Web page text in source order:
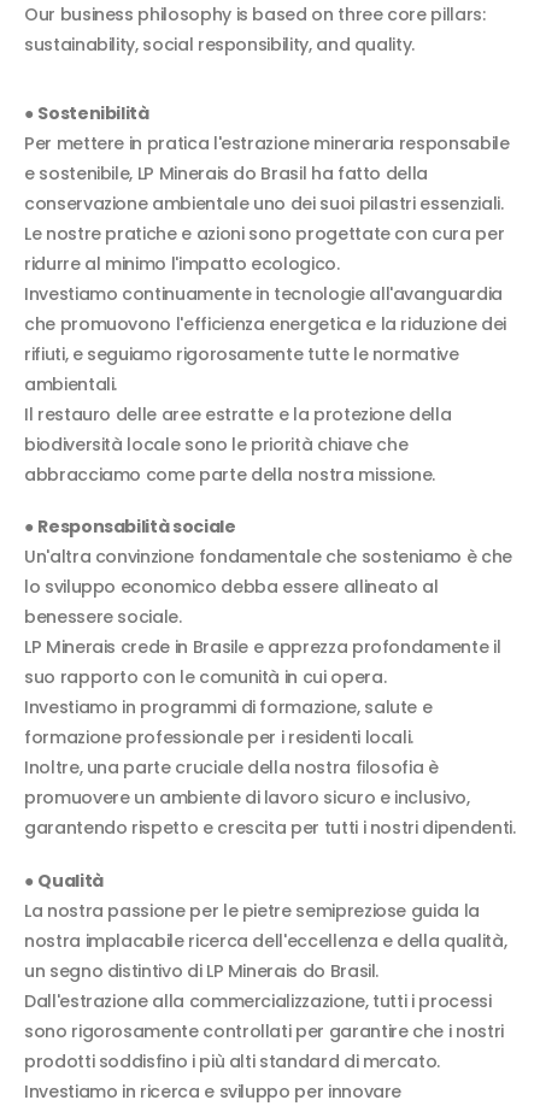
Our business philosophy is based on three core pillars:
sustainability, social responsibility, and quality.
● Sostenibilità
Per mettere in pratica l'estrazione mineraria responsabile
e sostenibile, LP Minerais do Brasil ha fatto della
conservazione ambientale uno dei suoi pilastri essenziali.
Le nostre pratiche e azioni sono progettate con cura per
ridurre al minimo l'impatto ecologico.
Investiamo continuamente in tecnologie all'avanguardia
che promuovono l'efficienza energetica e la riduzione dei
rifiuti, e seguiamo rigorosamente tutte le normative
ambientali.
Il restauro delle aree estratte e la protezione della
biodiversità locale sono le priorità chiave che
abbracciamo come parte della nostra missione.
● Responsabilità sociale
Un'altra convinzione fondamentale che sosteniamo è che
lo sviluppo economico debba essere allineato al
benessere sociale.
LP Minerais crede in Brasile e apprezza profondamente il
suo rapporto con le comunità in cui opera.
Investiamo in programmi di formazione, salute e
formazione professionale per i residenti locali.
Inoltre, una parte cruciale della nostra filosofia è
promuovere un ambiente di lavoro sicuro e inclusivo,
garantendo rispetto e crescita per tutti i nostri dipendenti.
● Qualità
La nostra passione per le pietre semipreziose guida la
nostra implacabile ricerca dell'eccellenza e della qualità,
un segno distintivo di LP Minerais do Brasil.
Dall'estrazione alla commercializzazione, tutti i processi
sono rigorosamente controllati per garantire che i nostri
prodotti soddisfino i più alti standard di mercato.
Investiamo in ricerca e sviluppo per innovare